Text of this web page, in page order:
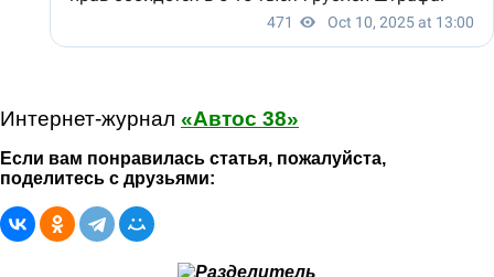
Интернет-журнал «Автос 38»
Если вам понравилась статья, пожалуйста,
поделитесь с друзьями: